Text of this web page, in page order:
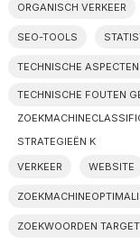
ORGANISCH VERKEER
SEO-TOOLS
TECHNISCHE
TECHNISCHE FOUTEN
STRATEGIEËN K
VERKEER
WEBSITE
ZOEKWOORDEN